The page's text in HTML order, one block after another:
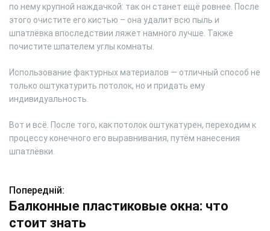
по нему крупной наждачкой: так он станет ещё ровнее. После
этого очистите его кистью – она удалит всю пыль и
шпатлёвка впоследствии ляжет намного лучше. Также
почистите шпателем углы комнаты.
Использование фактурных материалов — отличный способ не
только оштукатурить потолок, но и придать ему
индивидуальность.
Вот и всё. После того, как потолок оштукатурен, переходим к
процессу конечного его выравнивания, путём нанесения
шпатлёвки.
Н
а
Попередній:
Балконные пластиковые окна: что
стоит знать